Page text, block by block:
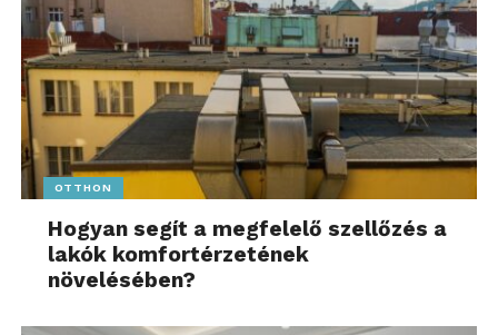
OTTHON
Hogyan segít a megfelelő szellőzés a
lakók komfortérzetének
növelésében?